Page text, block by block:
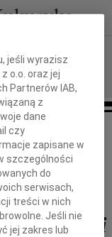
i smutkiem
o śmierci
Pana
Kukuryki
jeśli wyrazisz
o.o. oraz jej
Partnerów IAB,
z
dane
czy
zapisane w
szczególności
do
serwisach,
treści w nich
Jeśli nie
jej zakres lub